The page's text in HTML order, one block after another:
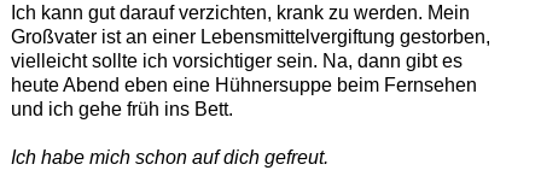
Ich kann gut darauf verzichten, krank zu werden. Mein
Großvater ist an einer Lebensmittelvergiftung gestorben,
vielleicht sollte ich vorsichtiger sein. Na, dann gibt es
heute Abend eben eine Hühnersuppe beim Fernsehen
und ich gehe früh ins Bett.
Ich habe mich schon auf dich gefreut.